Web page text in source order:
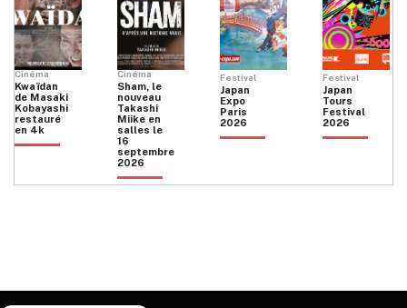
Cinéma
Kwaïdan
de Masaki
Kobayashi
restauré
en 4k
Cinéma
Sham, le
nouveau
Takashi
Miike en
salles le
16
septembre
2026
Festival
Japan
Expo
Paris
2026
Festival
Japan
Tours
Festival
2026